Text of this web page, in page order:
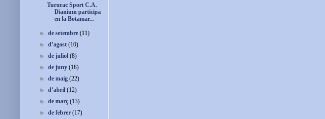
Tururac Sport C.A.
Dianium participa
en la Botamar...
►de setembre(11)
►d’agost(10)
►de juliol(8)
►de juny(18)
►de maig(22)
►d’abril(12)
►de març(13)
►de febrer(17)